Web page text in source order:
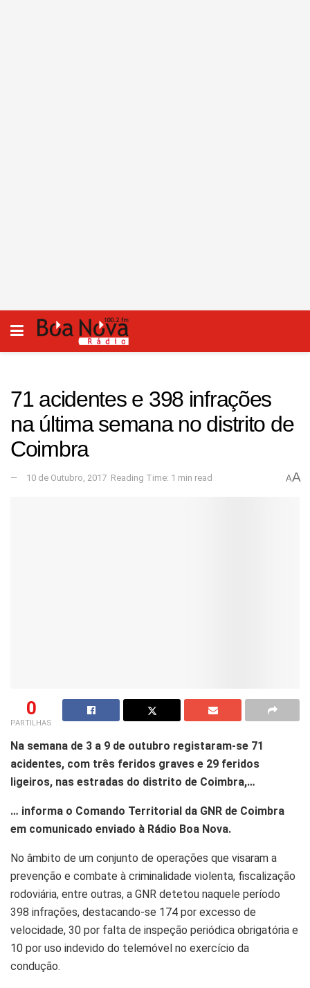
71 acidentes e 398 infrações
na última semana no distrito de
Coimbra
10 de Outubro, 2017 Reading Time: 1 min read AA
0
PARTILHAS
Na semana de 3 a 9 de outubro registaram-se 71
acidentes, com três feridos graves e 29 feridos
ligeiros, nas estradas do distrito de Coimbra,…
… informa o Comando Territorial da GNR de Coimbra
em comunicado enviado à Rádio Boa Nova.
No âmbito de um conjunto de operações que visaram a
prevenção e combate à criminalidade violenta, fiscalização
rodoviária, entre outras, a GNR detetou naquele período
398 infrações, destacando-se 174 por excesso de
velocidade, 30 por falta de inspeção periódica obrigatória e
10 por uso indevido do telemóvel no exercício da
condução.